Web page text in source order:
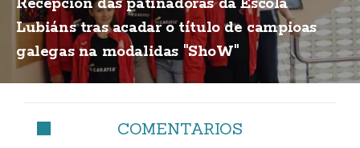
Recepción das patinadoras da Escola
Lubiáns tras acadar o título de campioas
galegas na modalidas "ShoW"
COMENTARIOS